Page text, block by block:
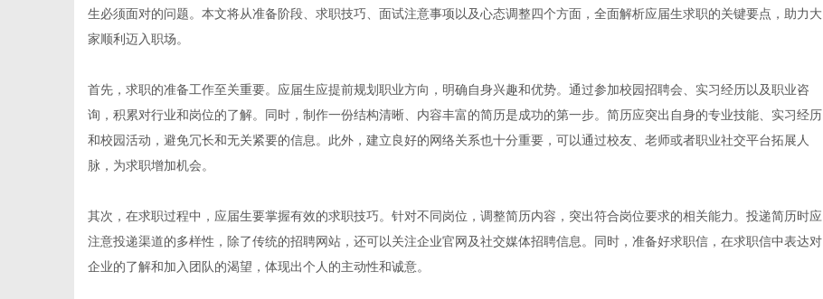
生必须面对的问题。本文将从准备阶段、求职技巧、面试注意事项以及心态调整四个方面，全面解析应届生求职的关键要点，助力大
家顺利迈入职场。
首先，求职的准备工作至关重要。应届生应提前规划职业方向，明确自身兴趣和优势。通过参加校园招聘会、实习经历以及职业咨
询，积累对行业和岗位的了解。同时，制作一份结构清晰、内容丰富的简历是成功的第一步。简历应突出自身的专业技能、实习经历
和校园活动，避免冗长和无关紧要的信息。此外，建立良好的网络关系也十分重要，可以通过校友、老师或者职业社交平台拓展人
脉，为求职增加机会。
其次，在求职过程中，应届生要掌握有效的求职技巧。针对不同岗位，调整简历内容，突出符合岗位要求的相关能力。投递简历时应
注意投递渠道的多样性，除了传统的招聘网站，还可以关注企业官网及社交媒体招聘信息。同时，准备好求职信，在求职信中表达对
企业的了解和加入团队的渴望，体现出个人的主动性和诚意。